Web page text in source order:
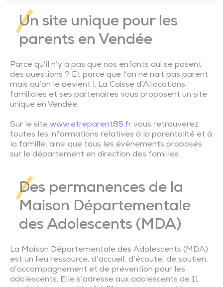
Pôle Santé
Nous rejoindre
Les actes réglementaires
Marchés publics
Subventions aux associations
Plan Local d’Urbanisme Intercommunal
Consommer local
Environnement
Gestion durable du bocage
Lutte contre les nuisibles
Solidarité – Santé
Actions de prévention
Seniors
Marchés publics CIAS
Actes réglementaires du CIAS
Les ressources seniors du territoire
Conseiller numérique
Emploi
Culture
Spectacle « Suzanne »
Éveil artistique et culturel
Ambitions familles
Mobilités – Transports
Transports adaptés
Transport scolaire
Plan de mobilité et réseau des partenaires
Manoir de la Chevillonnière
Musée Ici le temps s’est arrêté
Musée des outils d’antan
Moulin des Bois
Espace Bocager du Petit Moulinet
Sentiers de découverte du patrimoine
Trésor de l’église de Saint-Vincent-Sterlanges
Centre aquatique l’Odyss
Ciné Lumière
Parcours d’orientation
Oenotourisme
Nous contacter
Présentation Office de Tourisme
Partenariats et réseaux
Chèques-cadeaux
Événements
Emploi
Professionnels de santé
Agriculture
Un site unique pour les
parents en Vendée
Parce qu’il n’y a pas que nos enfants qui se posent
des questions ? Et parce que l’on ne nait pas parent
mais qu’on le devient !. La Caisse d’Allocations
familiales et ses partenaires vous proposent un site
unique en Vendée.
Sur le site www.etreparent85.fr vous retrouverez
toutes les informations relatives à la parentalité et à
la famille, ainsi que tous les évènements proposés
sur le département en direction des familles
Des permanences de la
Maison Départementale
des Adolescents (MDA)
La Maison Départementale des Adolescents (MDA)
est un lieu ressource, d’accueil, d’écoute, de soutien,
d’accompagnement et de prévention pour les
adolescents. Elle s’adresse aux adolescents de 11